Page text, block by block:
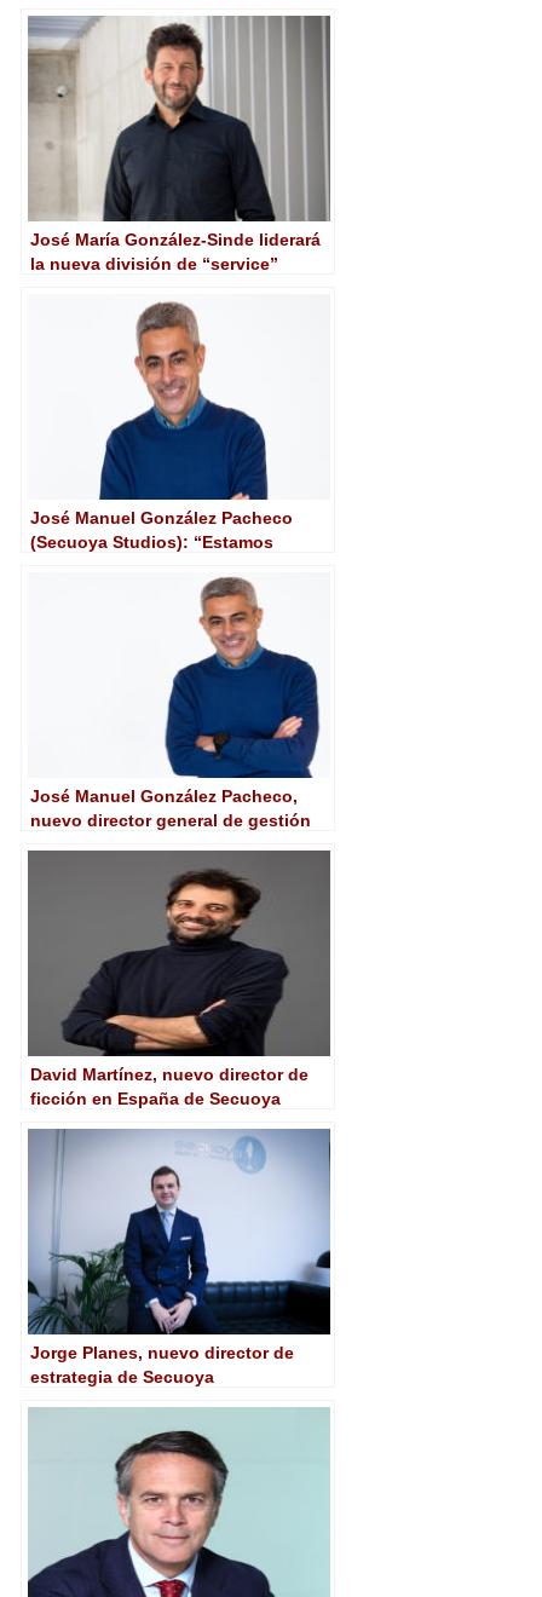
José María González-Sinde liderará
la nueva división de “service”
José Manuel González Pacheco
(Secuoya Studios): “Estamos
en el terreno del cine”
José Manuel González Pacheco,
nuevo director general de gestión
David Martínez, nuevo director de
ficción en España de Secuoya
Jorge Planes, nuevo director de
estrategia de Secuoya